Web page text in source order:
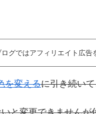
ログではアフィリエイト広告
を変えるに引き続い